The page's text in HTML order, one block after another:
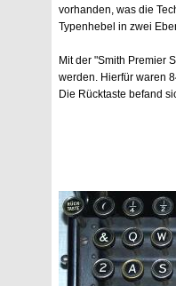
vorhanden, was die
Typenhebel in zwei
Mit der "Smith Premier
werden. Hierfür waren
Die Rücktaste befand